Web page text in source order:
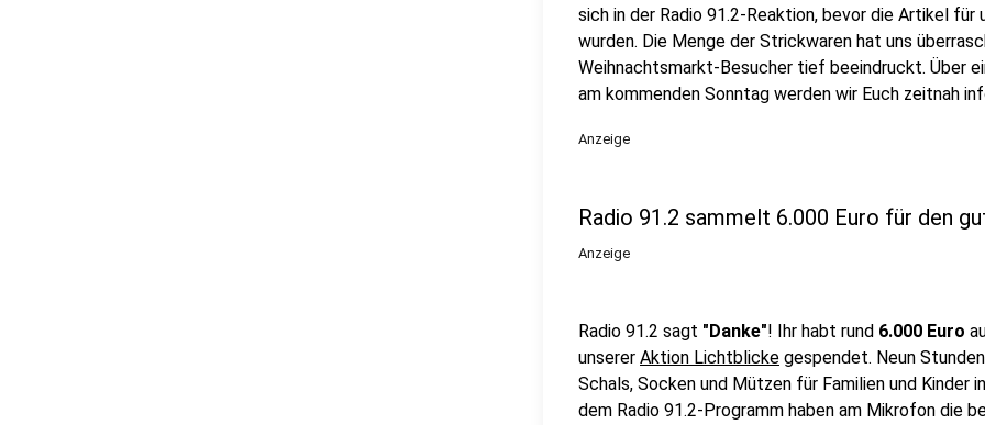
sich in der Radio 91.2-Reaktion, bevor die Artikel
wurden. Die Menge der Strickwaren hat uns
Weihnachtsmarkt-Besucher tief beeindruckt. Über
am kommenden Sonntag werden wir Euch zeitnah
Anzeige
Radio 91.2 sammelt 6.000 Euro für den
Anzeige
Radio 91.2 sagt "Danke"! Ihr habt rund 6.000 Euro
unserer Aktion Lichtblicke gespendet. Neun
Schals, Socken und Mützen für Familien und Kinder
dem Radio 91.2-Programm haben am Mikrofon die